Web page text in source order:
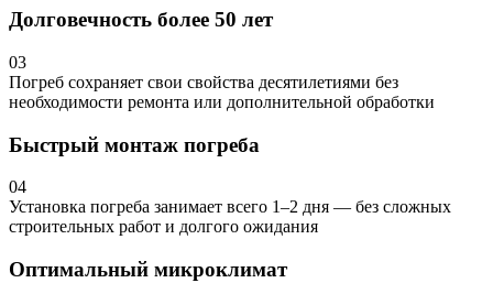
Долговечность более 50 лет
03
Погреб сохраняет свои свойства десятилетиями без
необходимости ремонта или дополнительной обработки
Быстрый монтаж погреба
04
Установка погреба занимает всего 1–2 дня — без сложных
строительных работ и долгого ожидания
Оптимальный микроклимат